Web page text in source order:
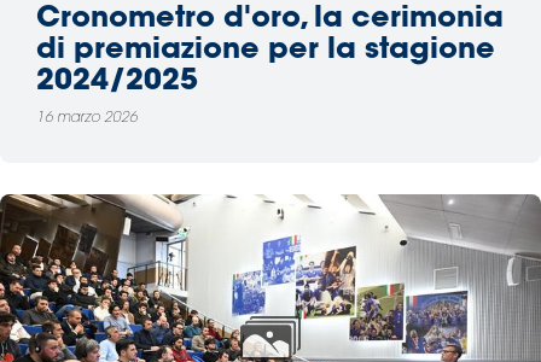
Cronometro d'oro, la cerimonia
di premiazione per la stagione
2024/2025
16 marzo 2026